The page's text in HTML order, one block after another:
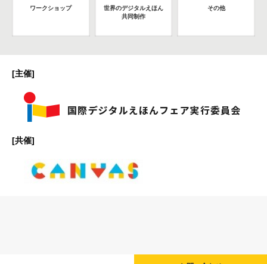
ワークショップ
世界のデジタルえほん
共同制作
その他
[主催]
[共催]